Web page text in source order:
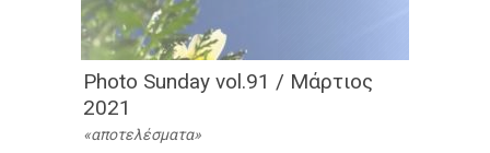
Photo Sunday vol.91 / Μάρτιος
2021
αποτελέσματα